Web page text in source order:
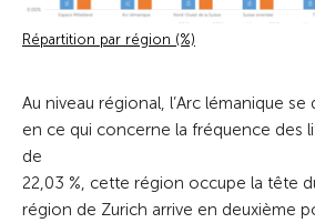
Répartition par région (%)
Au niveau régional, l’Arc lémanique
en ce qui concerne la fréquence des
de
22,03 %, cette région occupe la tête
région de Zurich arrive en deuxième